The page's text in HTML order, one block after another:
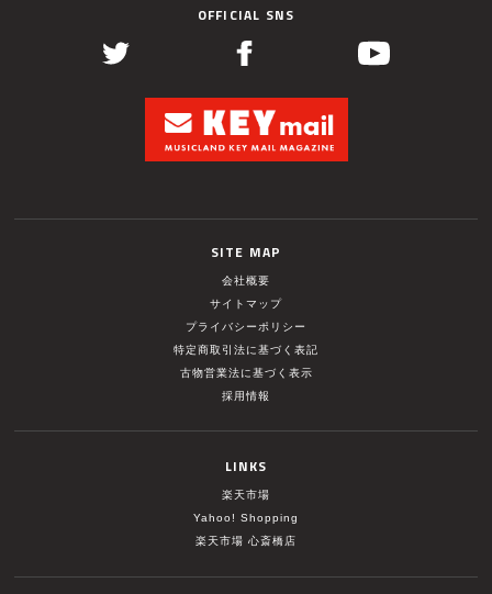
OFFICIAL SNS
SITE MAP
会社概要
サイトマップ
プライバシーポリシー
特定商取引法に基づく表記
古物営業法に基づく表示
採用情報
LINKS
楽天市場
Yahoo! Shopping
楽天市場 心斎橋店